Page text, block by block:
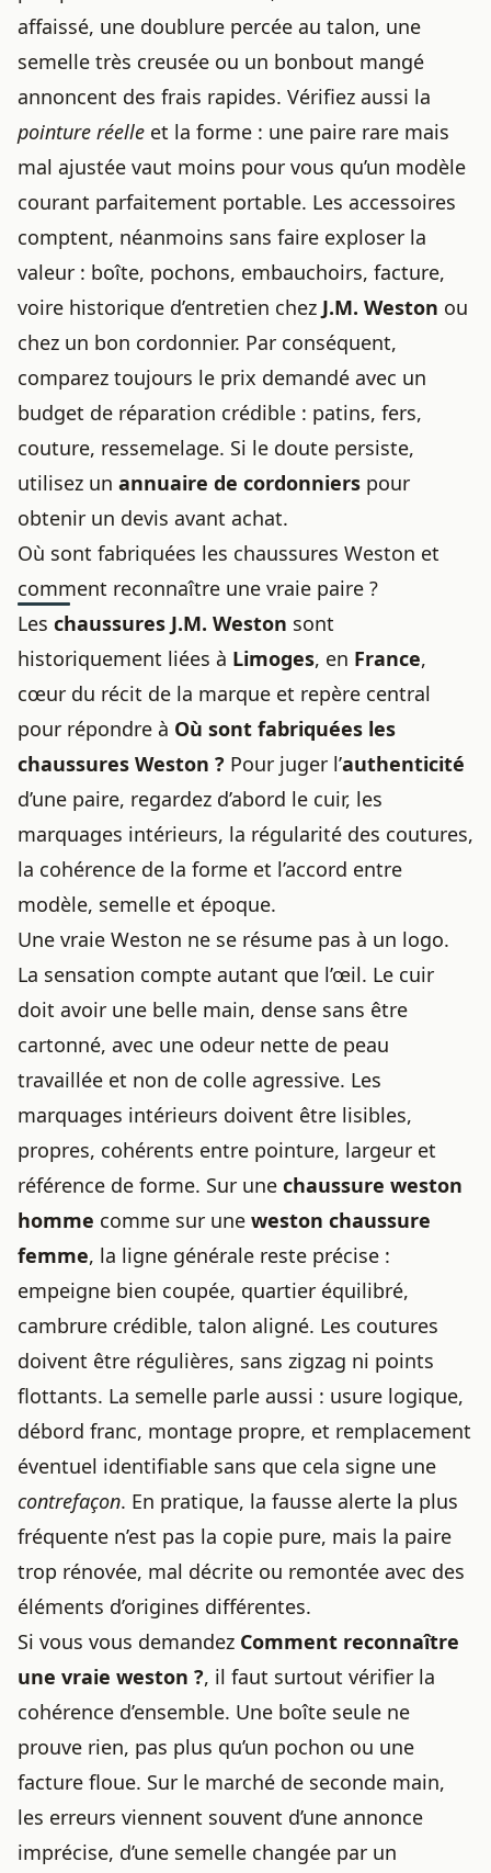
affaissé, une doublure percée au talon, une
semelle très creusée ou un bonbout mangé
annoncent des frais rapides. Vérifiez aussi la
pointure réelle et la forme : une paire rare mais
mal ajustée vaut moins pour vous qu’un modèle
courant parfaitement portable. Les accessoires
comptent, néanmoins sans faire exploser la
valeur : boîte, pochons, embauchoirs, facture,
voire historique d’entretien chez J.M. Weston ou
chez un bon cordonnier. Par conséquent,
comparez toujours le prix demandé avec un
budget de réparation crédible : patins, fers,
couture, ressemelage. Si le doute persiste,
utilisez un annuaire de cordonniers pour
obtenir un devis avant achat.
Où sont fabriquées les chaussures Weston et
comment reconnaître une vraie paire ?
Les chaussures J.M. Weston sont
historiquement liées à Limoges, en France,
cœur du récit de la marque et repère central
pour répondre à Où sont fabriquées les
chaussures Weston ? Pour juger l’authenticité
d’une paire, regardez d’abord le cuir, les
marquages intérieurs, la régularité des coutures,
la cohérence de la forme et l’accord entre
modèle, semelle et époque.
Une vraie Weston ne se résume pas à un logo.
La sensation compte autant que l’œil. Le cuir
doit avoir une belle main, dense sans être
cartonné, avec une odeur nette de peau
travaillée et non de colle agressive. Les
marquages intérieurs doivent être lisibles,
propres, cohérents entre pointure, largeur et
référence de forme. Sur une chaussure weston
homme comme sur une weston chaussure
femme, la ligne générale reste précise :
empeigne bien coupée, quartier équilibré,
cambrure crédible, talon aligné. Les coutures
doivent être régulières, sans zigzag ni points
flottants. La semelle parle aussi : usure logique,
débord franc, montage propre, et remplacement
éventuel identifiable sans que cela signe une
contrefaçon. En pratique, la fausse alerte la plus
fréquente n’est pas la copie pure, mais la paire
trop rénovée, mal décrite ou remontée avec des
éléments d’origines différentes.
Si vous vous demandez Comment reconnaître
une vraie weston ?, il faut surtout vérifier la
cohérence d’ensemble. Une boîte seule ne
prouve rien, pas plus qu’un pochon ou une
facture floue. Sur le marché de seconde main,
les erreurs viennent souvent d’une annonce
imprécise, d’une semelle changée par un